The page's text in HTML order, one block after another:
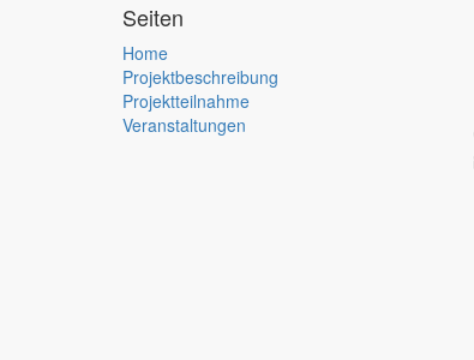
Seiten
Home
Projektbeschreibung
Projektteilnahme
Veranstaltungen